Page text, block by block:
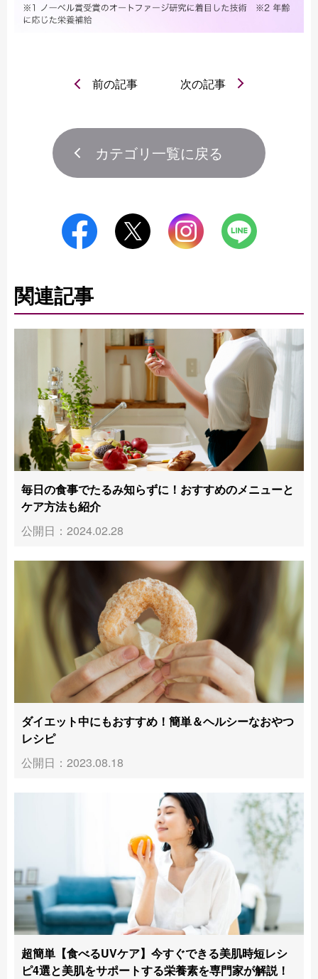
前の記事 次の記事
カテゴリ一覧に戻る
関連記事
毎日の食事でたるみ知らずに！おすすめのメニューと
ケア方法も紹介
公開日：2024.02.28
ダイエット中にもおすすめ！簡単＆ヘルシーなおやつ
レシピ
公開日：2023.08.18
超簡単【食べるUVケア】今すぐできる美肌時短レシ
ピ4選と美肌をサポートする栄養素を専門家が解説！